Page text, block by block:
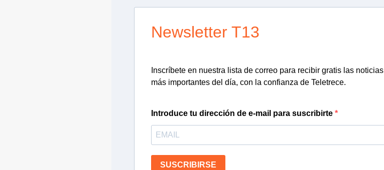
Newsletter T13
Inscríbete en nuestra lista de correo para recibir gratis las noticias
más importantes del día, con la confianza de Teletrece.
Introduce tu dirección de e-mail para suscribirte
SUSCRIBIRSE